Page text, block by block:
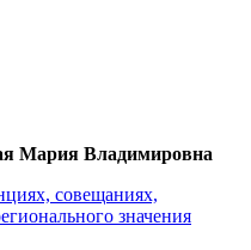
Мария Владимировна
совещаниях,
значения